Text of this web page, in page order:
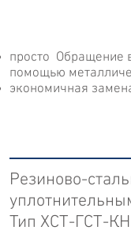
просто Обращение
помощью
экономичная
Резиново-
Тип ХСТ-ГСТ-КН